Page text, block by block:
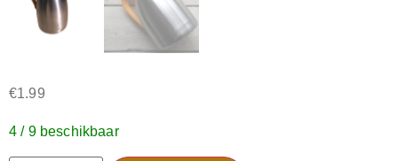
€1.99
4 / 9 beschikbaar